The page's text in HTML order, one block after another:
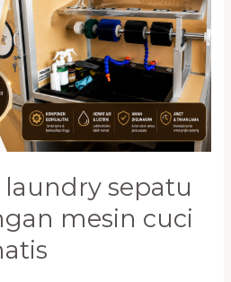
sepatu
mesin cuci